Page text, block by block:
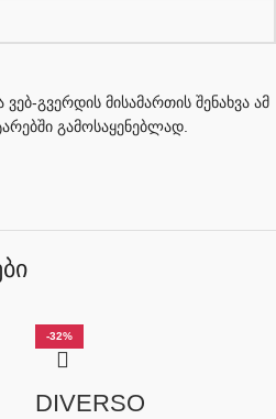
გვერდის მისამართის შენახვა ამ
გამოსაყენებლად.
DIVERSO
-32%